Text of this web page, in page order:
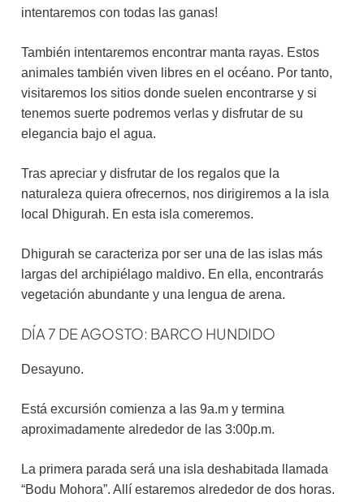
intentaremos con todas las ganas!
También intentaremos encontrar manta rayas. Estos
animales también viven libres en el océano. Por tanto,
visitaremos los sitios donde suelen encontrarse y si
tenemos suerte podremos verlas y disfrutar de su
elegancia bajo el agua.
Tras apreciar y disfrutar de los regalos que la
naturaleza quiera ofrecernos, nos dirigiremos a la isla
local Dhigurah. En esta isla comeremos.
Dhigurah se caracteriza por ser una de las islas más
largas del archipiélago maldivo. En ella, encontrarás
vegetación abundante y una lengua de arena.
DÍA 7 DE AGOSTO: BARCO HUNDIDO
Desayuno.
Está excursión comienza a las 9a.m y termina
aproximadamente alrededor de las 3:00p.m.
La primera parada será una isla deshabitada llamada
“Bodu Mohora”. Allí estaremos alrededor de dos horas.